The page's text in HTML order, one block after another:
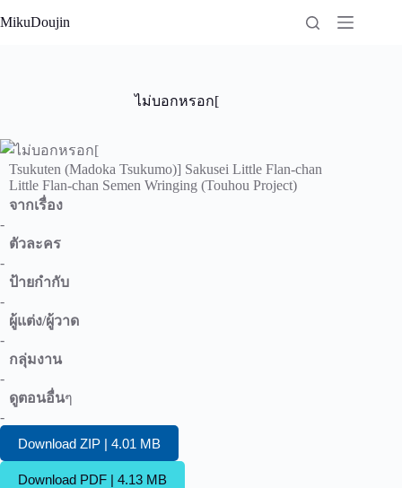
to
MikuDoujin
ไม่บอกหรอก[
Tsukuten (Madoka Tsukumo)] Sakusei Little Flan-chan
Little Flan-chan Semen Wringing (Touhou Project)
จากเรื่อง
-
ตัวละคร
-
ป้ายกำกับ
-
ผู้แต่ง/ผู้วาด
-
กลุ่มงาน
-
ดูตอนอื่นๆ
-
Download ZIP | 4.01 MB
Download PDF | 4.13 MB